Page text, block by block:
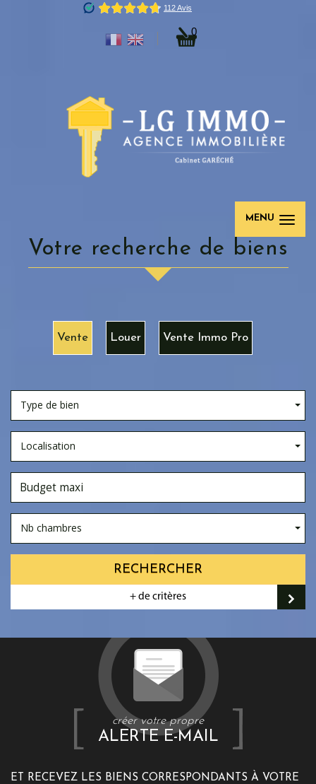
0
MENU
Votre recherche de biens
Vente Louer Vente Immo Pro
Type de bien
Localisation
Nb chambres
RECHERCHER
+ de critères
créer votre propre
ALERTE E-MAIL
ET RECEVEZ LES BIENS CORRESPONDANTS À VOTRE